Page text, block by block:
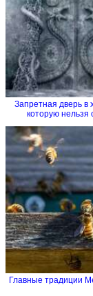
Запретная дверь в
которую нельзя
Главные традиции